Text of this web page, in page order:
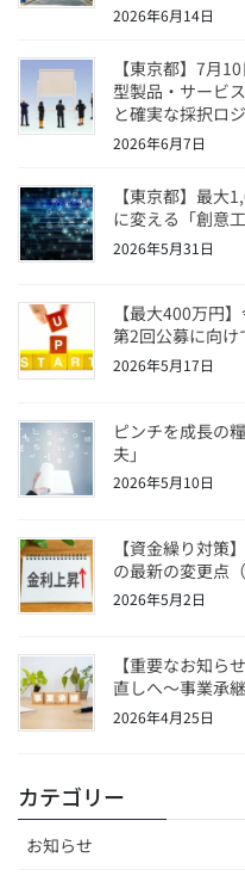
2026年6月14日
【東京都】7月
型製品・サービ
と確実な採択ロ
2026年6月7日
【東京都】最大
に変える「創意
2026年5月31日
【最大400万円
第2回公募に向け
2026年5月17日
ピンチを成長の
夫」
2026年5月10日
【資金繰り対策
の最新の変更点
2026年5月2日
【重要なお知ら
直しへ～事業承
2026年4月25日
カテゴリー
お知らせ